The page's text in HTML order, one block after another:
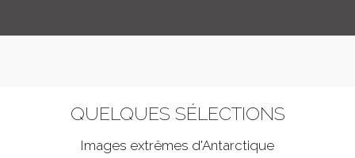
QUELQUES SÉLECTIONS
Images extrêmes d'Antarctique